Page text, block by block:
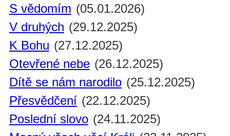
S vědomím (05.01.2026)
V druhých (29.12.2025)
K Bohu (27.12.2025)
Otevřené nebe (26.12.2025)
Dítě se nám narodilo (25.12.2025)
Přesvědčení (22.12.2025)
Poslední slovo (24.11.2025)